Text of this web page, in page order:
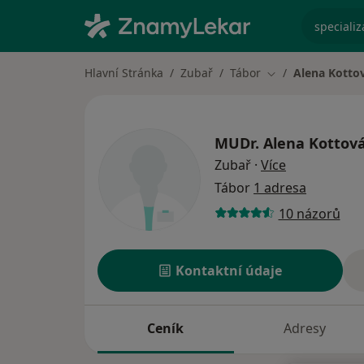
Hlavní Stránka Zubař Tábor Změna města
Alena
MUDr. Alena
Zubař · Více
Tábor 1 adresa
10 názorů
Kontaktní údaje
Ceník Adresy